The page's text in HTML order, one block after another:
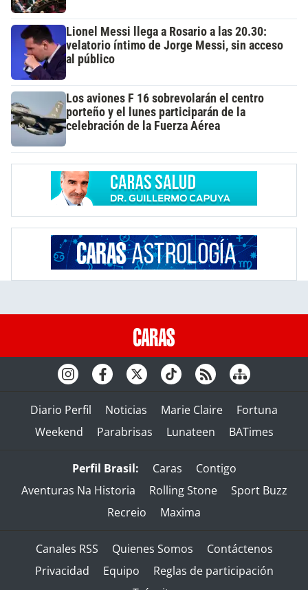
Lionel Messi llega a Rosario a las 20.30:
velatorio íntimo de Jorge Messi, sin acceso
al público
Los aviones F 16 sobrevolarán el centro
porteño y el lunes participarán de la
celebración de la Fuerza Aérea
Diario Perfil Noticias Marie Claire
Fortuna
Weekend
Parabrisas Lunateen BATimes
Perfil Brasil: Caras
Contigo
Aventuras Na Historia
Rolling Stone
Sport Buzz
Recreio
Maxima
Canales RSS Quienes Somos
Contáctenos
Privacidad
Equipo
Reglas de participación